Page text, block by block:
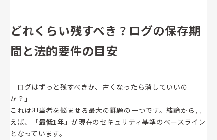
どれくらい残すべき？ログの保存期
間と法的要件の目安
「ログはずっと残すべきか、古くなったら消していいの
か？」
これは担当者を悩ませる最大の課題の一つです。結論から言
えば、
「最低1年」が現在のセキュリティ基準のベースライン
となっています。